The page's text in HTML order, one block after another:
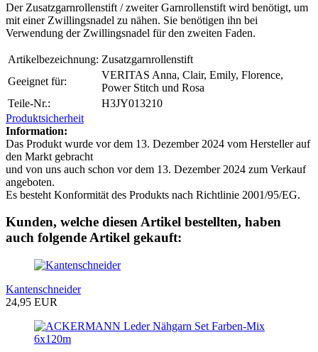
Der Zusatzgarnrollenstift / zweiter Garnrollenstift wird benötigt, um
mit einer Zwillingsnadel zu nähen. Sie benötigen ihn bei
Verwendung der Zwillingsnadel für den zweiten Faden.
Artikelbezeichnung: Zusatzgarnrollenstift
Geeignet für:
VERITAS Anna, Clair, Emily, Florence,
Power Stitch und Rosa
Teile-Nr.:
H3JY013210
Produktsicherheit
Information:
Das Produkt wurde vor dem 13. Dezember 2024 vom Hersteller auf
den Markt gebracht
und von uns auch schon vor dem 13. Dezember 2024 zum Verkauf
angeboten.
Es besteht Konformität des Produkts nach Richtlinie 2001/95/EG.
Kunden, welche diesen Artikel bestellten, haben
auch folgende Artikel gekauft:
Kantenschneider
24,95 EUR